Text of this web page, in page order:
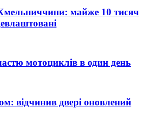
майже 10 тисяч
мотоциклів в один день
відчинив двері оновлений